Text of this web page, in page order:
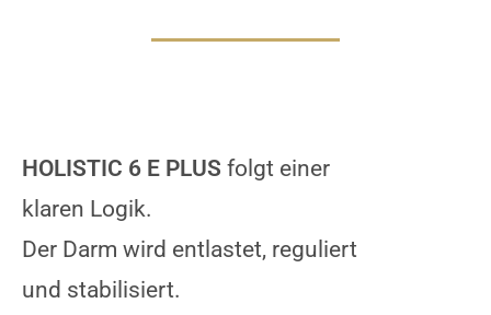
HOLISTIC 6 E PLUS folgt einer
klaren Logik.
Der Darm wird entlastet, reguliert
und stabilisiert.